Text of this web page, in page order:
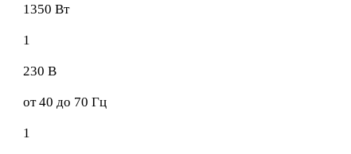
1350 Вт
1
230 В
от 40 до 70 Гц
1